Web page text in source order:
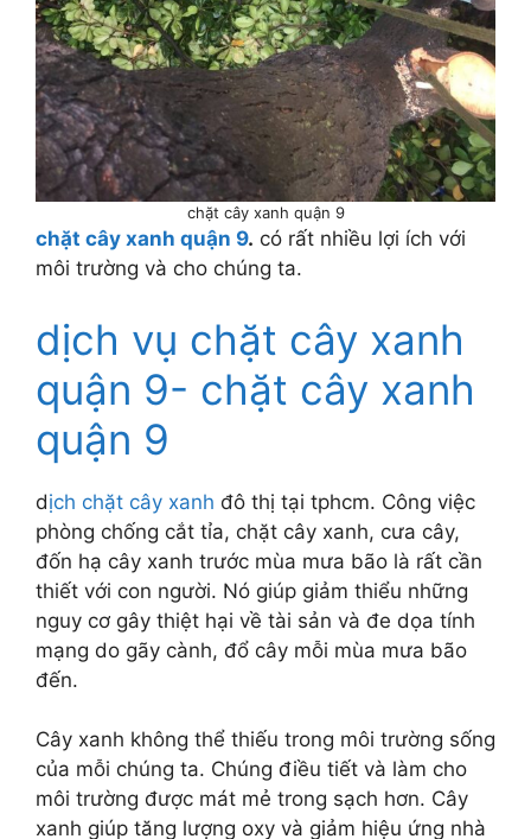
chặt cây xanh quận 9
chặt cây xanh quận 9. có rất nhiều lợi ích với
môi trường và cho chúng ta.
dịch vụ chặt cây xanh
quận 9- chặt cây xanh
quận 9
dịch chặt cây xanh đô thị tại tphcm. Công việc
phòng chống cắt tỉa, chặt cây xanh, cưa cây,
đốn hạ cây xanh trước mùa mưa bão là rất cần
thiết với con người. Nó giúp giảm thiểu những
nguy cơ gây thiệt hại về tài sản và đe dọa tính
mạng do gãy cành, đổ cây mỗi mùa mưa bão
đến.
Cây xanh không thể thiếu trong môi trường sống
của mỗi chúng ta. Chúng điều tiết và làm cho
môi trường được mát mẻ trong sạch hơn. Cây
xanh giúp tăng lượng oxy và giảm hiệu ứng nhà